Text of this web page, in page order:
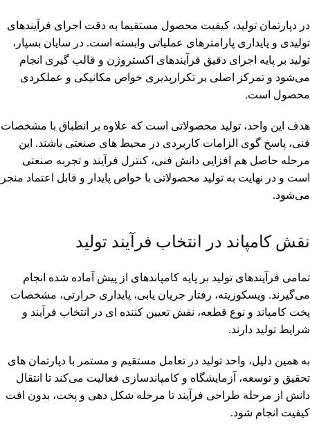
در دپارتمان تولید، کیفیت محصول مستقیما به دقت اجرای فرآیندهای
تولیدی و پایداری پارامترهای عملیاتی وابسته است. در سایان بسپار،
تولید بر پایه اجرای دقیق فرآیندهای اکستروژن و قالب گیری انجام
می‌شود و تمرکز اصلی بر تکرارپذیری خواص مکانیکی و عملکردی
محصول است.
هدف این واحد، تولید محصولاتی است که علاوه بر انطباق با مشخصات
فنی، پاسخ گوی الزامات کاربردی در محیط های صنعتی باشند. این
مرحله حاصل هم افزایی دانش فنی، کنترل فرآیند و تجربه صنعتی
است و در نهایت به تولید محصولاتی با خواص پایدار و قابل اعتماد منجر
می‌شود.
نقش کامپاند در انتخاب فرآیند تولید
تمامی فرآیندهای تولید بر پایه کامپاندهای از پیش آماده شده انجام
می‌گیرند. ویسکوزیته، رفتار جریان یابی، پایداری حرارتی، مشخصات
پخت کامپاند و نوع قطعه، نقش تعیین کننده ای در انتخاب فرآیند و
شرایط تولید دارند.
به همین دلیل، واحد تولید در تعامل مستقیم و مستمر با دپارتمان های
تحقیق و توسعه، آزمایشگاه و کامپاندسازی فعالیت می‌کند تا انتقال
دانش از مرحله طراحی فرآیند تا مرحله شکل دهی و پخت، بدون افت
کیفیت انجام شود.